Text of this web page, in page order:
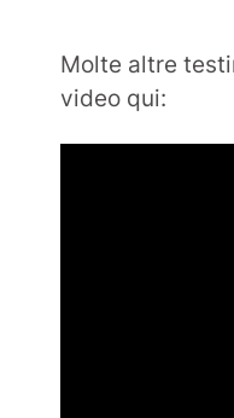
Molte altre
video qui: